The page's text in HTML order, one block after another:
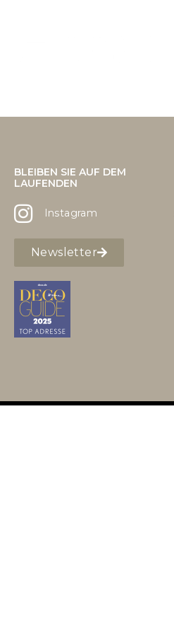
BLEIBEN SIE AUF DEM
LAUFENDEN
Instagram
Newsletter